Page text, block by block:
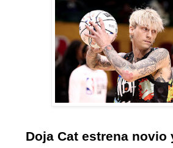
Doja Cat estrena novio